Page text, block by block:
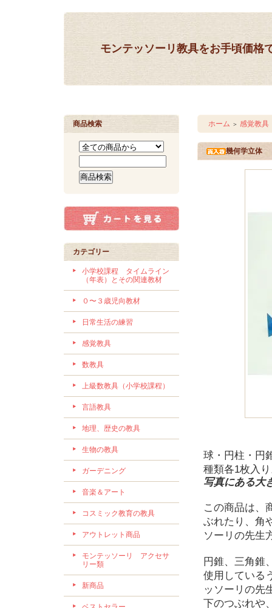
モンテッソーリ教具をお手頃価格
商品検索
カテゴリー
小学校課程 タイムライン
（年表）とその関連教材
０〜３歳児向教材
日常生活の練習
感覚教具
数教具
上級数教具（小学校課程）
言語教具
地理、歴史の教具
生物の教具
ガーデニング
音楽＆アート
コスミック教育の教具
アウトレット商品
モンテッソーリ アクセサ
リー類
新商品
ホーム ＞ 感覚教具
幾何学立体
球・円柱・円
種類各1枚入
写真にある大
この商品は、
ぶれたり、角
ソーリの先生
円錐、三角錐
使用している
ッソーリの先
下のつぶれや